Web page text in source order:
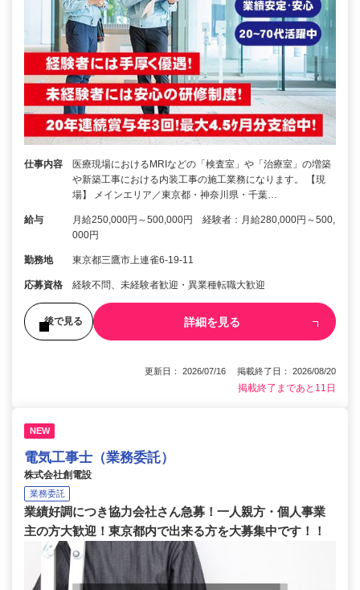
仕事内容
医療現場におけるMRIなどの「検査室」や「治療室」の増築
や新築工事における内装工事の施工業務になります。 【現
場】 メインエリア／東京都・神奈川県・千葉…
給与
月給250,000円～500,000円 経験者：月給280,000円～500,
000円
勤務地 東京都三鷹市上連雀6-19-11
応募資格 経験不問、未経験者歓迎・異業種転職大歓迎
後で見る 詳細を見る
更新日： 2026/07/16 掲載終了日： 2026/08/20
掲載終了まであと11日
NEW
電気工事士（業務委託）
株式会社創電設
業務委託
業績好調につき協力会社さん急募！一人親方・個人事業
主の方大歓迎！東京都内で出来る方を大募集中です！！